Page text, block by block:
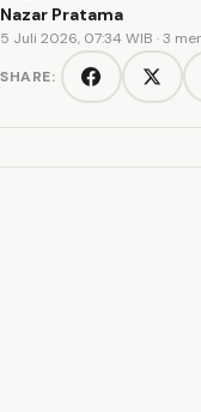
Nazar Pratama
5 Juli 2026, 07:34 WIB · 3
SHARE:
Facebook